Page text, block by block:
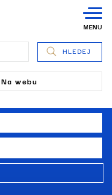
MENU
Na webu
HLEDEJ